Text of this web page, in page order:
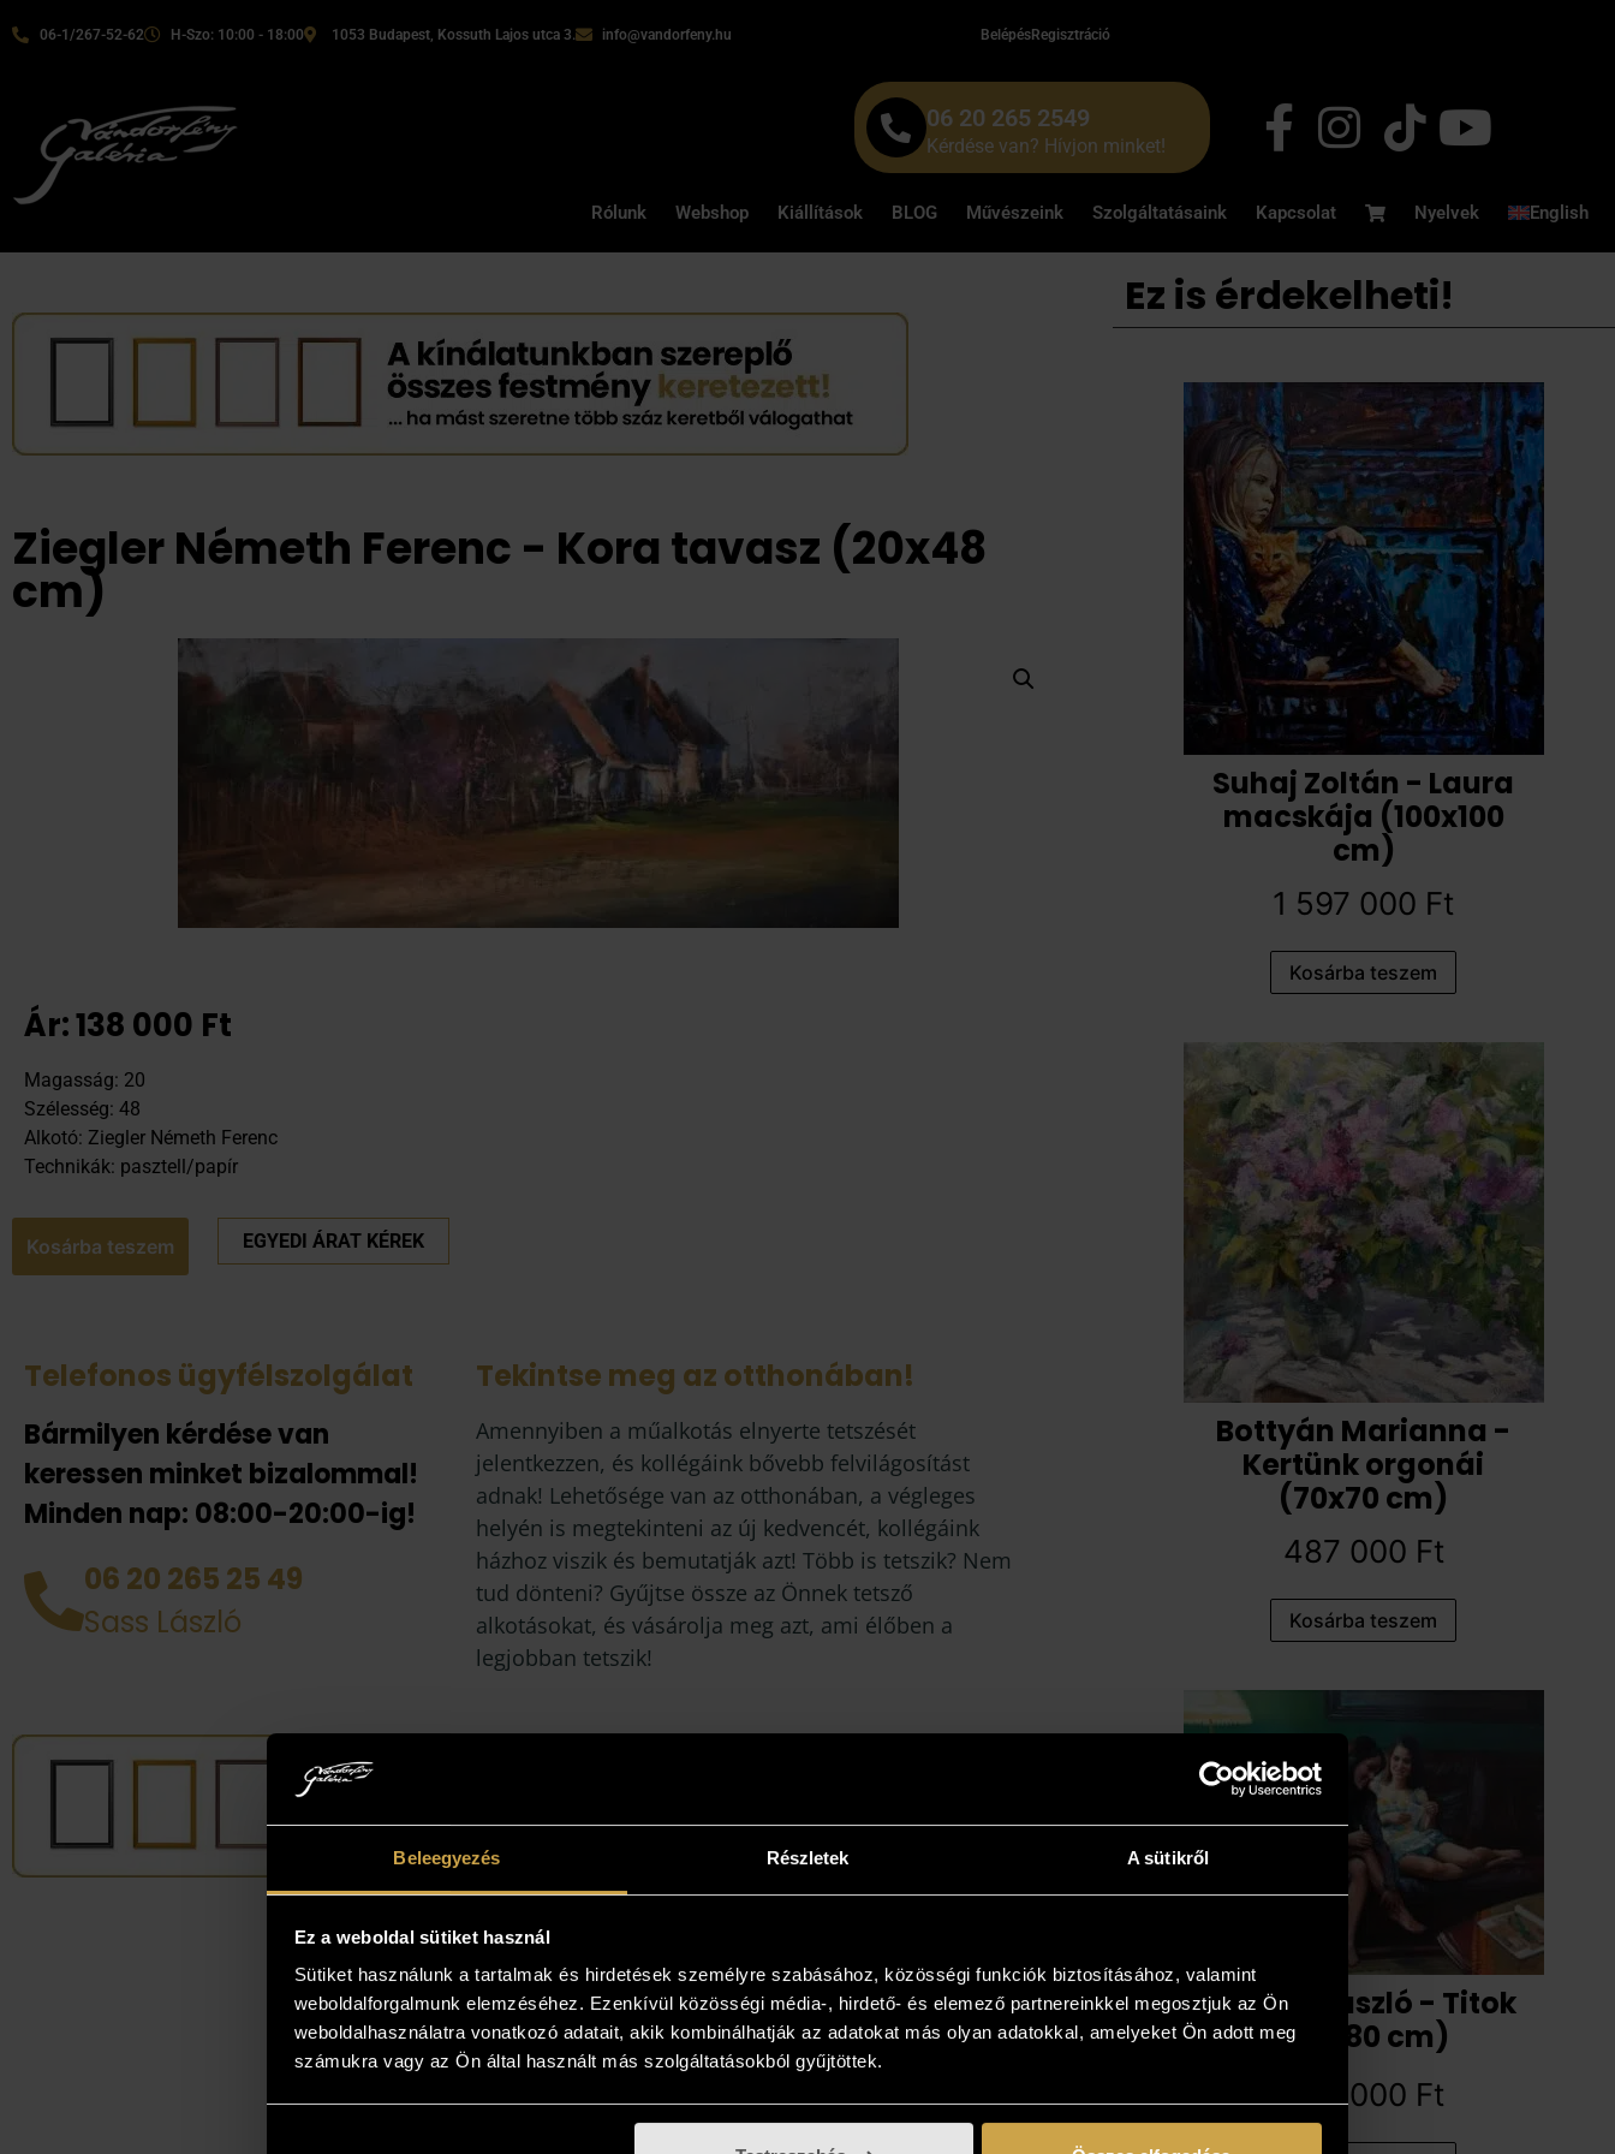
Beleegyezés Részletek A sütikről
Ez a weboldal sütiket használ
Sütiket használunk a tartalmak és hirdetések személyre szabásához, közösségi funkciók biztosításához, valamint
weboldalforgalmunk elemzéséhez. Ezenkívül közösségi média-, hirdető- és elemező partnereinkkel megosztjuk az Ön
weboldalhasználatra vonatkozó adatait, akik kombinálhatják az adatokat más olyan adatokkal, amelyeket Ön adott meg
számukra vagy az Ön által használt más szolgáltatásokból gyűjtöttek.
06-1/267-52-62 H-Szo: 10:00 - 18:00 1053 Budapest, Kossuth Lajos utca 3. info@vandorfeny.hu BelépésRegisztráció
06 20 265 2549
Kérdése van? Hívjon minket!
Rólunk Webshop Kiállítások BLOG Művészeink Szolgáltatásaink Kapcsolat Nyelvek English
Ziegler Németh Ferenc - Kora tavasz (20x48
cm)
Ár:138 000 Ft
Magasság: 20
Szélesség: 48
Alkotó: Ziegler Németh Ferenc
Technikák: pasztell/papír
Kosárba teszem EGYEDI ÁRAT KÉREK
Telefonos ügyfélszolgálat
Bármilyen kérdése van
keressen minket bizalommal!
Minden nap: 08:00-20:00-ig!
06 20 265 25 49
Sass László
Tekintse meg az otthonában!
Amennyiben a műalkotás elnyerte tetszését
jelentkezzen, és kollégáink bővebb felvilágosítást
adnak! Lehetősége van az otthonában, a végleges
helyén is megtekinteni az új kedvencét, kollégáink
házhoz viszik és bemutatják azt! Több is tetszik? Nem
tud dönteni? Gyűjtse össze az Önnek tetsző
alkotásokat, és vásárolja meg azt, ami élőben a
legjobban tetszik!
Ez is érdekelheti!
Suhaj Zoltán - Laura
macskája (100x100
cm)
1 597 000 Ft
Kosárba teszem
Bottyán Marianna -
Kertünk orgonái
(70x70 cm)
487 000 Ft
Kosárba teszem
Gulyás László - Titok
(60x80 cm)
637 000 Ft